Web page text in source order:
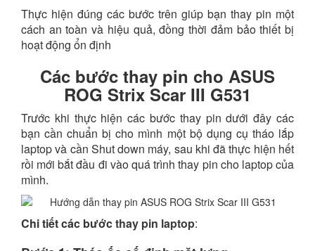
Thực hiện đúng các bước trên giúp bạn thay pin một
cách an toàn và hiệu quả, đồng thời đảm bảo thiết bị
hoạt động ổn định
Các bước thay pin cho ASUS
ROG Strix Scar III G531
Trước khi thực hiện các bước thay pin dưới đây các
bạn cần chuẩn bị cho mình một bộ dụng cụ tháo lắp
laptop và cần Shut down máy, sau khi đã thực hiện hết
rồi mới bắt đầu đi vào quá trình thay pin cho laptop của
mình.
Chi tiết các bướcthay pin laptop: